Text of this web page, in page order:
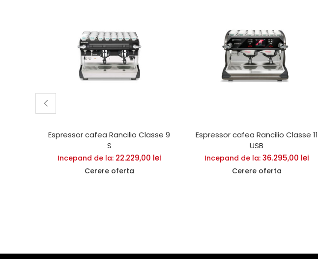
Espressor cafea Rancilio Classe 9
S
Incepand de la: 22.229,00 lei
Cerere oferta
Espressor cafea Rancilio Classe 11
USB
Incepand de la: 36.295,00 lei
Cerere oferta